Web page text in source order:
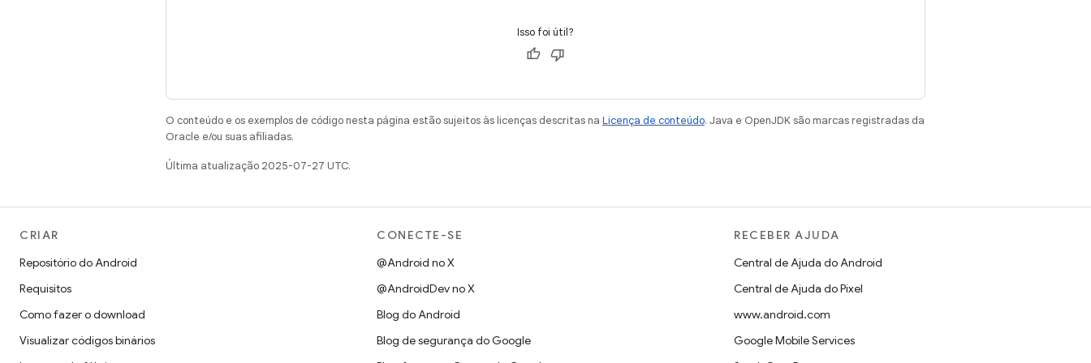
Isso foi útil?
O conteúdo e os exemplos de código nesta página estão sujeitos às licenças descritas na Licença de conteúdo. Java e OpenJDK são marcas registradas da
Oracle e/ou suas afiliadas.
Última atualização 2025-07-27 UTC.
CRIAR
Repositório do Android
Requisitos
Como fazer o download
Visualizar códigos binários
CONECTE-SE
@Android no X
@AndroidDev no X
Blog do Android
Blog de segurança do Google
RECEBER AJUDA
Central de Ajuda do Android
Central de Ajuda do Pixel
www.android.com
Google Mobile Services